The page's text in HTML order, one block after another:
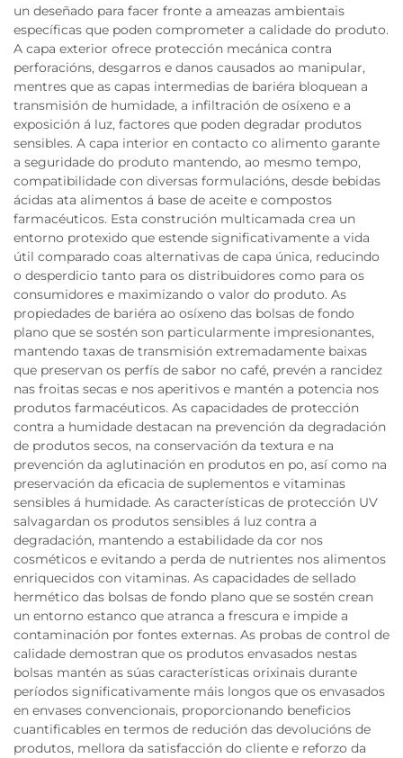
un deseñado para facer fronte a ameazas ambientais
específicas que poden comprometer a calidade do produto.
A capa exterior ofrece protección mecánica contra
perforacións, desgarros e danos causados ao manipular,
mentres que as capas intermedias de bariéra bloquean a
transmisión de humidade, a infiltración de osíxeno e a
exposición á luz, factores que poden degradar produtos
sensibles. A capa interior en contacto co alimento garante
a seguridade do produto mantendo, ao mesmo tempo,
compatibilidade con diversas formulacións, desde bebidas
ácidas ata alimentos á base de aceite e compostos
farmacéuticos. Esta construción multicamada crea un
entorno protexido que estende significativamente a vida
útil comparado coas alternativas de capa única, reducindo
o desperdicio tanto para os distribuidores como para os
consumidores e maximizando o valor do produto. As
propiedades de bariéra ao osíxeno das bolsas de fondo
plano que se sostén son particularmente impresionantes,
mantendo taxas de transmisión extremadamente baixas
que preservan os perfís de sabor no café, prevén a rancidez
nas froitas secas e nos aperitivos e mantén a potencia nos
produtos farmacéuticos. As capacidades de protección
contra a humidade destacan na prevención da degradación
de produtos secos, na conservación da textura e na
prevención da aglutinación en produtos en po, así como na
preservación da eficacia de suplementos e vitaminas
sensibles á humidade. As características de protección UV
salvagardan os produtos sensibles á luz contra a
degradación, mantendo a estabilidade da cor nos
cosméticos e evitando a perda de nutrientes nos alimentos
enriquecidos con vitaminas. As capacidades de sellado
hermético das bolsas de fondo plano que se sostén crean
un entorno estanco que atranca a frescura e impide a
contaminación por fontes externas. As probas de control de
calidade demostran que os produtos envasados nestas
bolsas mantén as súas características orixinais durante
períodos significativamente máis longos que os envasados
en envases convencionais, proporcionando beneficios
cuantificables en termos de redución das devolucións de
produtos, mellora da satisfacción do cliente e reforzo da